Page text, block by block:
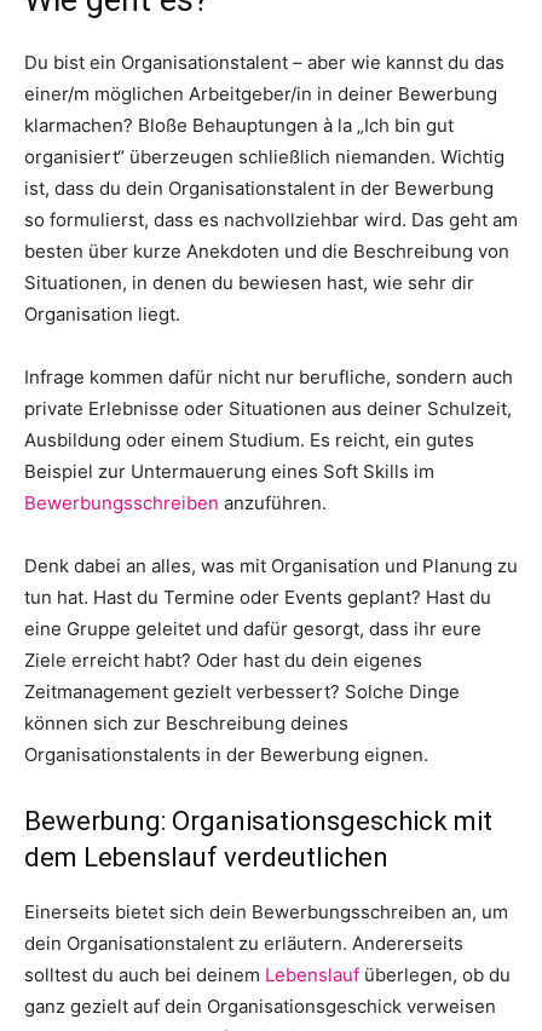
Du bist ein Organisationstalent – aber wie kannst du das
einer/m möglichen Arbeitgeber/in in deiner Bewerbung
klarmachen? Bloße Behauptungen à la „Ich bin gut
organisiert“ überzeugen schließlich niemanden. Wichtig
ist, dass du dein Organisationstalent in der Bewerbung
so formulierst, dass es nachvollziehbar wird. Das geht am
besten über kurze Anekdoten und die Beschreibung von
Situationen, in denen du bewiesen hast, wie sehr dir
Organisation liegt.
Infrage kommen dafür nicht nur berufliche, sondern auch
private Erlebnisse oder Situationen aus deiner Schulzeit,
Ausbildung oder einem Studium. Es reicht, ein gutes
Beispiel zur Untermauerung eines Soft Skills im
Bewerbungsschreiben anzuführen.
Denk dabei an alles, was mit Organisation und Planung zu
tun hat. Hast du Termine oder Events geplant? Hast du
eine Gruppe geleitet und dafür gesorgt, dass ihr eure
Ziele erreicht habt? Oder hast du dein eigenes
Zeitmanagement gezielt verbessert? Solche Dinge
können sich zur Beschreibung deines
Organisationstalents in der Bewerbung eignen.
Bewerbung: Organisationsgeschick mit
dem Lebenslauf verdeutlichen
Einerseits bietet sich dein Bewerbungsschreiben an, um
dein Organisationstalent zu erläutern. Andererseits
solltest du auch bei deinem Lebenslauf überlegen, ob du
ganz gezielt auf dein Organisationsgeschick verweisen